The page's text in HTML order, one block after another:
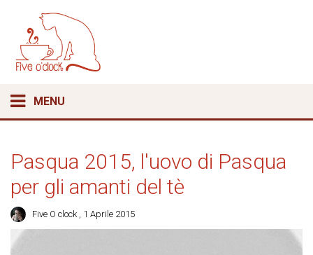
MENU
Pasqua 2015, l'uovo di Pasqua
per gli amanti del tè
Five O clock , 1 Aprile 2015